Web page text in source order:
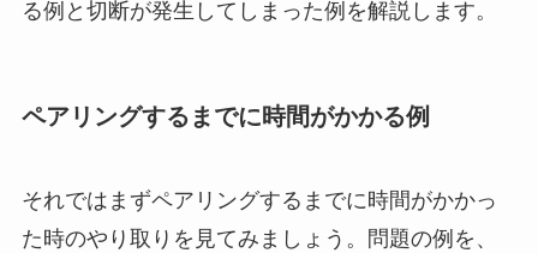
る例と切断が発生してしまった例を解説します。
ペアリングするまでに時間がかかる例
それではまずペアリングするまでに時間がかかっ
た時のやり取りを見てみましょう。問題の例を、